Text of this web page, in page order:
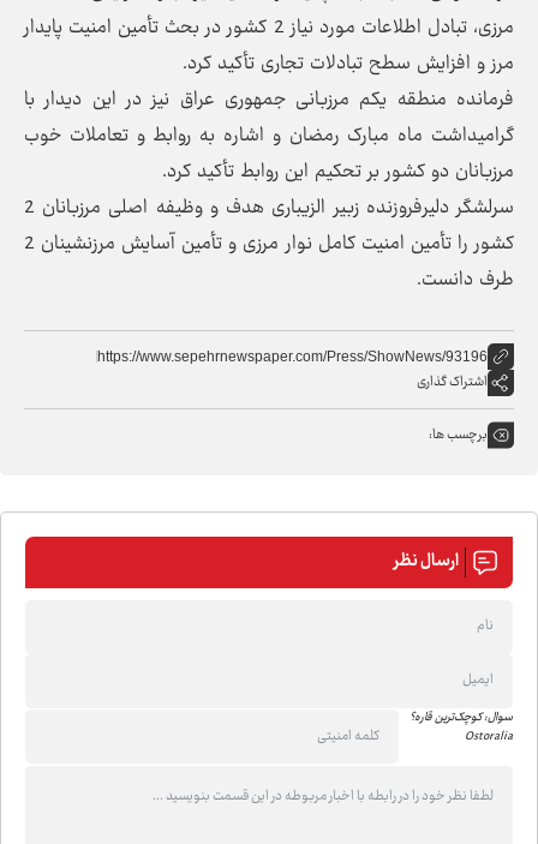
مرزی، تبادل اطلاعات مورد نیاز 2 کشور در بحث تأمین امنیت پایدار
مرز و افزایش سطح تبادلات تجاری تأکید کرد.
فرمانده منطقه یکم مرزبانی جمهوری عراق نیز در این دیدار با
گرامیداشت ماه مبارک رمضان و اشاره به روابط و تعاملات خوب
مرزبانان دو کشور بر تحکیم این روابط تأکید کرد.
سرلشگر دلیرفروزنده زبیر الزیباری هدف و وظیفه اصلی مرزبانان 2
کشور را تأمین امنیت کامل نوار مرزی و تأمین آسایش مرزنشینان 2
طرف دانست.
https://www.sepehrnewspaper.com/Press/ShowNews/93196
اشتراک گذاری
برچسب ها:
ارسال نظر
سوال: کوچک‌ترین قاره؟
Ostoralia